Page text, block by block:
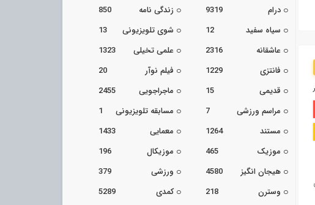
درام
9319 زندگی نامه
850
سیاه سفید
12 شوی تلویزیونی
13
عاشقانه
2316 علمی تخیلی
1323
فانتزی
1229 فیلم نوآر
20
قدیمی
15 ماجراجویی
2455
مراسم ورزشی
7 مسابقه تلویزیونی
1
مستند
1264 معمایی
1433
موزیک
465 موزیکال
196
هیجان انگیز
4580 ورزشی
379
وسترن
218 کمدی
5289